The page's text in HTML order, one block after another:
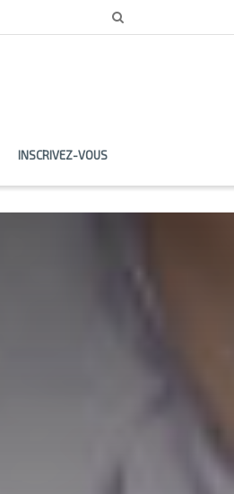
INSCRIVEZ-VOUS